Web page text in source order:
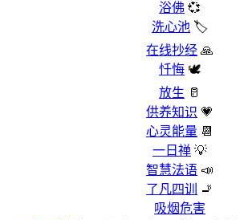
浴佛 💞
洗心池 🏷️
在线抄经 🙏
忏悔 🕊️
放生 🥛
供养知识 💗
心灵能量 📆
一日禅 💡
智慧法语 📣
了凡四训
🚬
吸烟危害